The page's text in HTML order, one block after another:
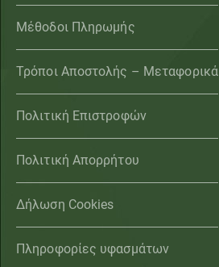
Μέθοδοι Πληρωμής
Τρόποι Αποστολής – Μεταφορικά
Πολιτική Επιστροφών
Πολιτική Απορρήτου
Δήλωση Cookies
Πληροφορίες υφασμάτων